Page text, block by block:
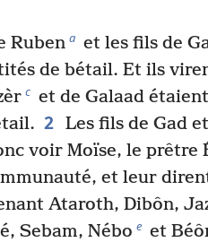
Ruben a et les fils de
de bétail. Et ils
c et de Galaad
2 Les fils de Gad
voir Moïse, le prêtre
et leur
Ataroth, Dibôn,
Sebam, Nébo e et